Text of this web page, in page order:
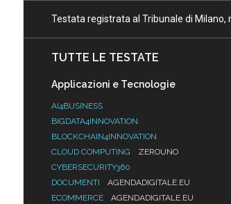
Testata registrata al Tribunale di
TUTTE LE TESTATE
Applicazioni e Tecnologie
AI4BUSINESS
BIGDATA4INNOVATION
BLOCKCHAIN4INNOVATION
CLOUD COMPUTING
ZEROUNO
CYBERSECURITY360
DOCUMENTI
AGENDADIGITALE.EU
ECOMMERCE
AGENDADIGITALE.EU